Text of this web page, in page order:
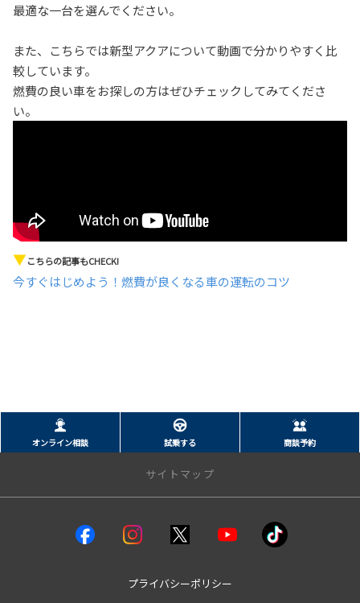
最適な一台を選んでください。
また、こちらでは新型アクアについて動画で分かりやすく比
較しています。
燃費の良い車をお探しの方はぜひチェックしてみてくださ
い。
▼こちらの記事もCHECK!
今すぐはじめよう！燃費が良くなる車の運転のコツ
オンライン相談 試乗する 商談予約
サイトマップ
プライバシーポリシー